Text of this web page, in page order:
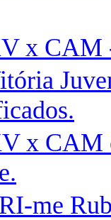
x CAM
x CAM
me